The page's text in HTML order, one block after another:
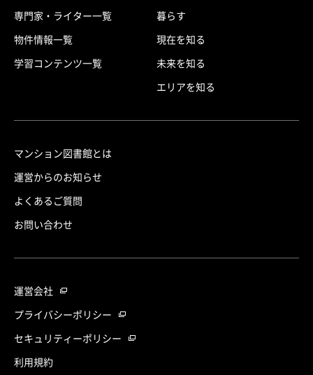
専門家・ライター一覧
物件情報一覧
学習コンテンツ一覧
暮らす
現在を知る
未来を知る
エリアを知る
マンション図書館とは
運営からのお知らせ
よくあるご質問
お問い合わせ
運営会社
プライバシーポリシー
セキュリティーポリシー
利用規約